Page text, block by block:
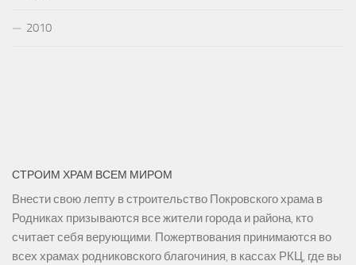
2010
СТРОИМ ХРАМ ВСЕМ МИРОМ
Внести свою лепту в строительство Покровского храма в
Родниках призываются все жители города и района, кто
считает себя верующими. Пожертвования принимаются во
всех храмах родниковского благочиния, в кассах РКЦ, где вы